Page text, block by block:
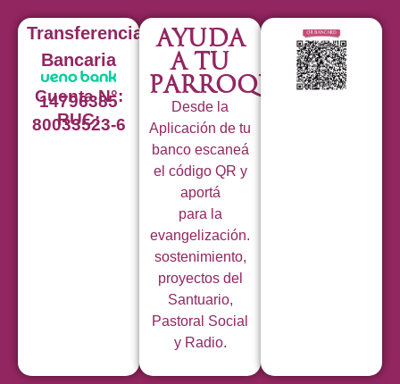
Transferencia
Bancaria
Cuenta N°:
14796385
RUC:
80033523-6
Ayuda
a tu
Parroquia
Desde la
Aplicación de tu
banco escaneá
el código QR y
aportá
para la
evangelización.
sostenimiento,
proyectos del
Santuario,
Pastoral Social
y Radio.